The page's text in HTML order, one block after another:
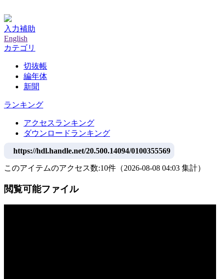
入力補助
English
カテゴリ
切抜帳
編年体
新聞
ランキング
アクセスランキング
ダウンロードランキング
https://hdl.handle.net/20.500.14094/0100355569
このアイテムのアクセス数:10件 （2026-08-08 04:03 集計）
閲覧可能ファイル